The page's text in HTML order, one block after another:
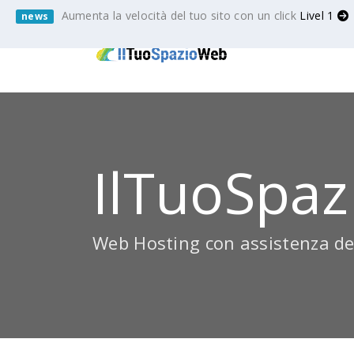
news Aumenta la velocità del tuo sito con un click Livel 1
Web Hosting con assistenza